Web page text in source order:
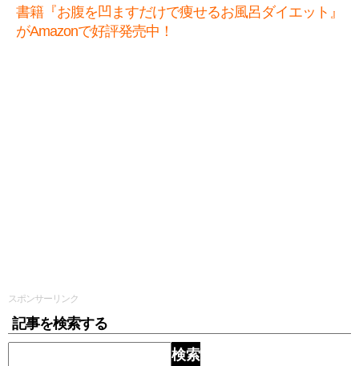
書籍『お腹を凹ますだけで痩せるお風呂ダイエット』
がAmazonで好評発売中！
スポンサーリンク
記事を検索する
検索